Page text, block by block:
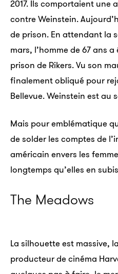
2017. Ils comportaient une
contre Weinstein.
de prison. En attendant la
mars, l’homme de 67 ans
prison de Rikers. Vu son
finalement obliqué pour
Bellevue. Weinstein est au
Mais pour emblématique
de solder les comptes de
américain envers les
longtemps qu’elles en
The Meadows
La silhouette est massive,
producteur de cinéma